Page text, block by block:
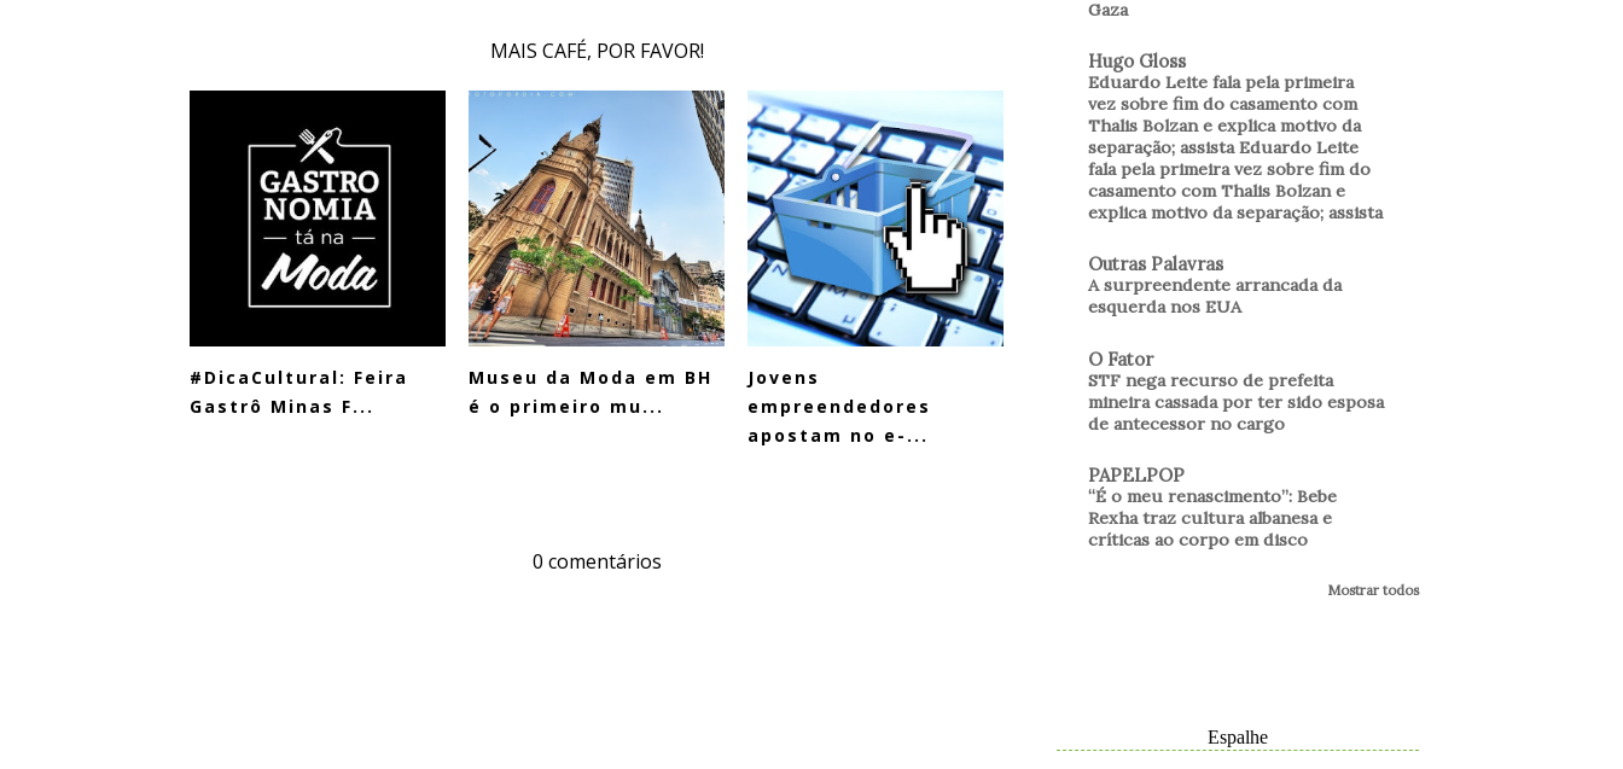
MAIS CAFÉ, POR FAVOR!
#DicaCultural: Feira
Gastrô Minas F...
Museu da Moda em BH
é o primeiro mu...
Jovens
empreendedores
apostam no e-...
0 comentários
Gaza
Hugo Gloss
Eduardo Leite fala pela primeira
vez sobre fim do casamento com
Thalis Bolzan e explica motivo da
separação; assista Eduardo Leite
fala pela primeira vez sobre fim do
casamento com Thalis Bolzan e
explica motivo da separação; assista
Outras Palavras
A surpreendente arrancada da
esquerda nos EUA
O Fator
STF nega recurso de prefeita
mineira cassada por ter sido esposa
de antecessor no cargo
PAPELPOP
“É o meu renascimento”: Bebe
Rexha traz cultura albanesa e
críticas ao corpo em disco
Mostrar todos
Espalhe